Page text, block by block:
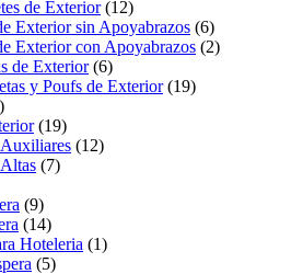
de Exterior(12)
Exterior sin Apoyabrazos (6)
Exterior con Apoyabrazos (2)
de Exterior(6)
y Poufs de Exterior(19)
(19)
(12)
(7)
(9)
(14)
Hoteleria (1)
(5)